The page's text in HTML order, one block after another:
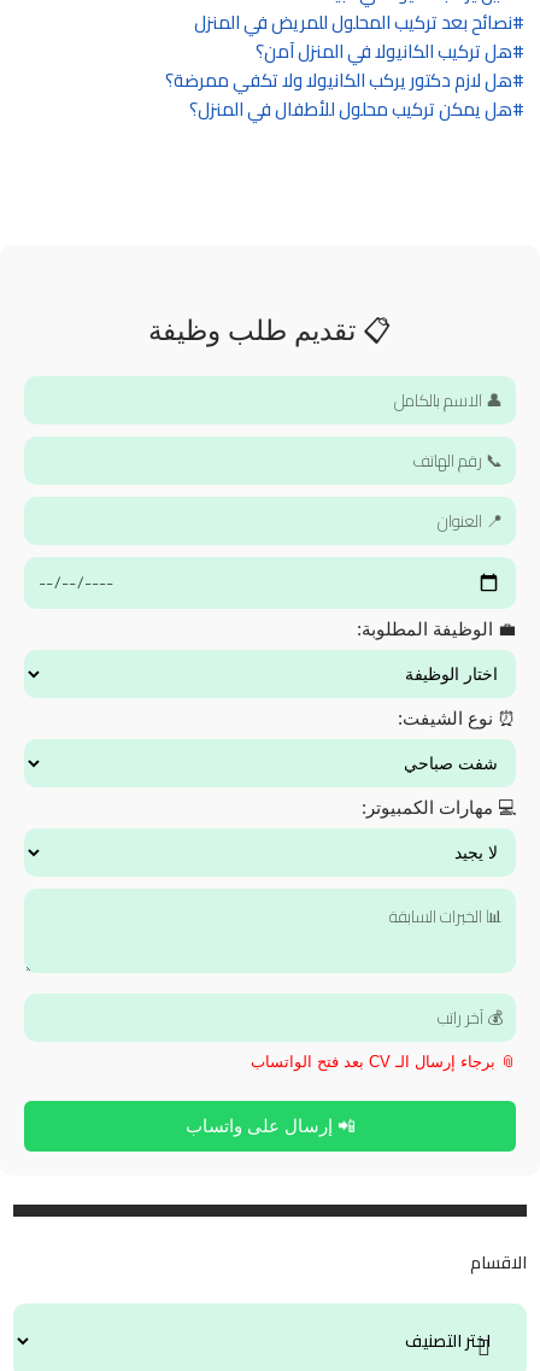
نصائح بعد تركيب المحلول للمريض في المنزل
هل تركيب الكانيولا في المنزل آمن؟
هل لازم دكتور يركب الكانيولا ولا تكفي ممرضة؟
هل يمكن تركيب محلول للأطفال في المنزل؟
📋 تقديم طلب وظيفة
💼 الوظيفة المطلوبة:
⏰ نوع الشيفت:
💻 مهارات الكمبيوتر:
📎 برجاء إرسال الـ CV بعد فتح الواتساب
📲 إرسال على واتساب
الاقسام